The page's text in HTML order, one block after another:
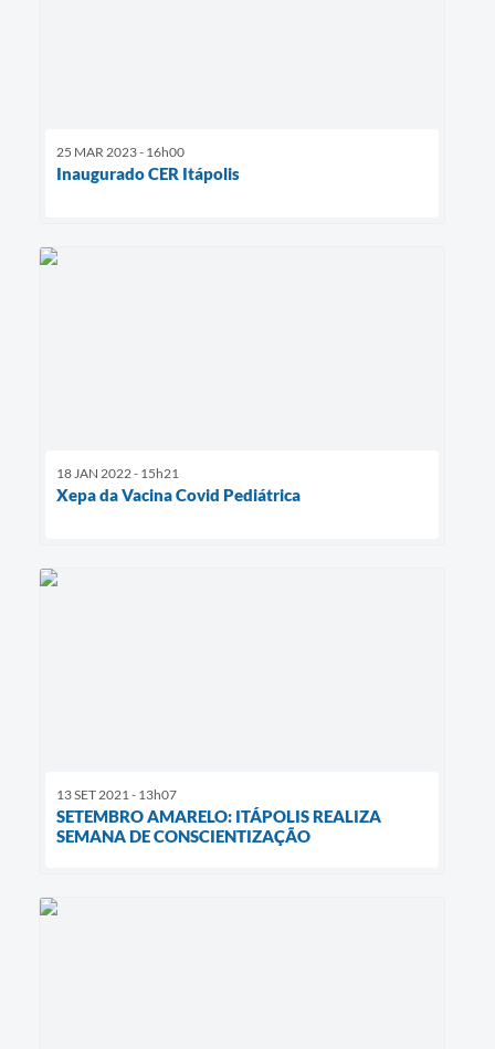
25 MAR 2023 - 16h00
Inaugurado CER Itápolis
18 JAN 2022 - 15h21
Xepa da Vacina Covid Pediátrica
13 SET 2021 - 13h07
SETEMBRO AMARELO: ITÁPOLIS REALIZA
SEMANA DE CONSCIENTIZAÇÃO